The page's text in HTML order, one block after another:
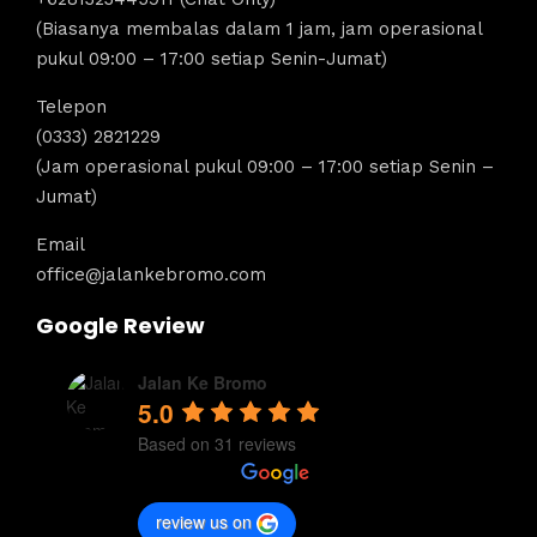
(Biasanya membalas dalam 1 jam, jam operasional
pukul 09:00 – 17:00 setiap Senin-Jumat)
Telepon
(0333) 2821229
(Jam operasional pukul 09:00 – 17:00 setiap Senin –
Jumat)
Email
office@jalankebromo.com
Google Review
Jalan Ke Bromo
5.0
Based on 31 reviews
review us on